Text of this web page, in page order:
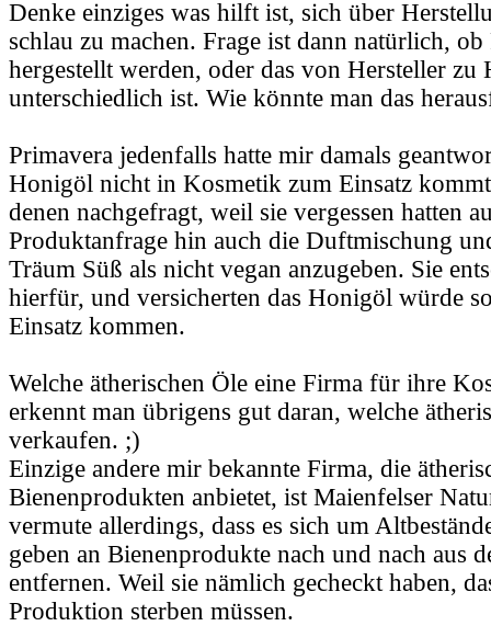
Denke einziges was hilft ist, sich über
schlau zu machen. Frage ist dann natürlich,
hergestellt werden, oder das von Hersteller zu
unterschiedlich ist. Wie könnte man das
Primavera jedenfalls hatte mir damals
Honigöl nicht in Kosmetik zum Einsatz
denen nachgefragt, weil sie vergessen hatten
Produktanfrage hin auch die Duftmischung
Träum Süß als nicht vegan anzugeben. Sie
hierfür, und versicherten das Honigöl würde
Einsatz kommen.
Welche ätherischen Öle eine Firma für ihre
erkennt man übrigens gut daran, welche
verkaufen. ;)
Einzige andere mir bekannte Firma, die
Bienenprodukten anbietet, ist Maienfelser
vermute allerdings, dass es sich um
geben an Bienenprodukte nach und nach aus
entfernen. Weil sie nämlich gecheckt haben,
Produktion sterben müssen.